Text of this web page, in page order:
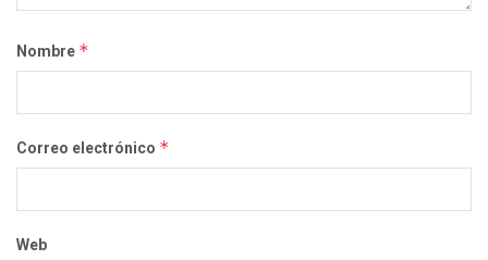
Nombre *
Correo electrónico *
Web